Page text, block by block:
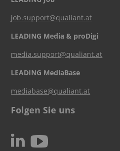
job.support@qualiant.at
LEADING Media & proDigi
media.support@qualiant.at
LEADING MediaBase
mediabase@qualiant.at
Folgen Sie uns
N c